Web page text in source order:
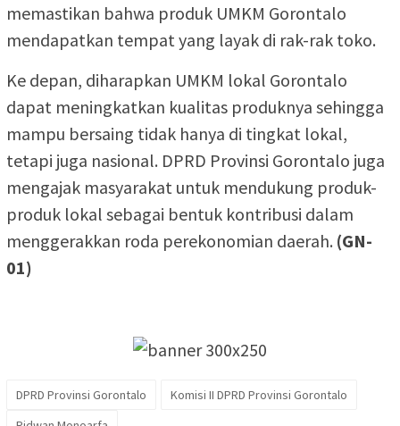
memastikan bahwa produk UMKM Gorontalo
mendapatkan tempat yang layak di rak-rak toko.
Ke depan, diharapkan UMKM lokal Gorontalo
dapat meningkatkan kualitas produknya sehingga
mampu bersaing tidak hanya di tingkat lokal,
tetapi juga nasional. DPRD Provinsi Gorontalo juga
mengajak masyarakat untuk mendukung produk-
produk lokal sebagai bentuk kontribusi dalam
menggerakkan roda perekonomian daerah. (GN-
01)
DPRD Provinsi Gorontalo
Komisi II DPRD Provinsi Gorontalo